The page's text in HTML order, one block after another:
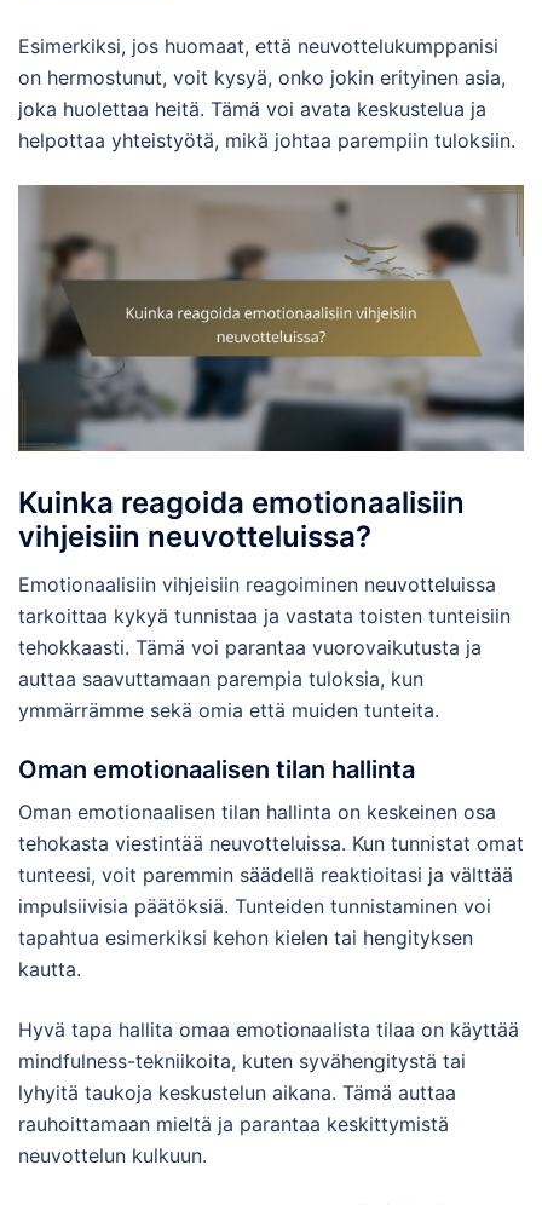
Esimerkiksi, jos huomaat, että neuvottelukumppanisi
on hermostunut, voit kysyä, onko jokin erityinen asia,
joka huolettaa heitä. Tämä voi avata keskustelua ja
helpottaa yhteistyötä, mikä johtaa parempiin tuloksiin.
Kuinka reagoida emotionaalisiin
vihjeisiin neuvotteluissa?
Emotionaalisiin vihjeisiin reagoiminen neuvotteluissa
tarkoittaa kykyä tunnistaa ja vastata toisten tunteisiin
tehokkaasti. Tämä voi parantaa vuorovaikutusta ja
auttaa saavuttamaan parempia tuloksia, kun
ymmärrämme sekä omia että muiden tunteita.
Oman emotionaalisen tilan hallinta
Oman emotionaalisen tilan hallinta on keskeinen osa
tehokasta viestintää neuvotteluissa. Kun tunnistat omat
tunteesi, voit paremmin säädellä reaktioitasi ja välttää
impulsiivisia päätöksiä. Tunteiden tunnistaminen voi
tapahtua esimerkiksi kehon kielen tai hengityksen
kautta.
Hyvä tapa hallita omaa emotionaalista tilaa on käyttää
mindfulness-tekniikoita, kuten syvähengitystä tai
lyhyitä taukoja keskustelun aikana. Tämä auttaa
rauhoittamaan mieltä ja parantaa keskittymistä
neuvottelun kulkuun.